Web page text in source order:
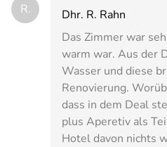
R.
Dhr. R. Rahn
Das Zimmer war
warm war. Aus der
Wasser und diese
Renovierung.
dass in dem Deal
plus Aperetiv als
Hotel davon nichts